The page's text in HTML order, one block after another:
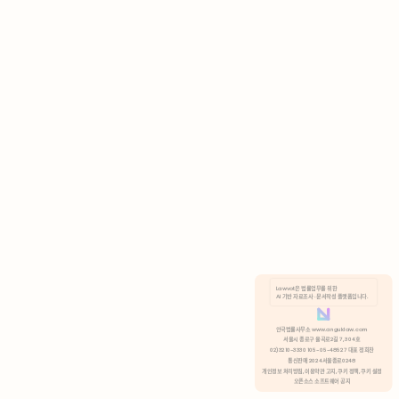
분석 쿠키 허용
Lawvot은 법률업무를 위한
AI 기반 자료조사 · 문서작성 플랫폼입니다.
안국법률사무소 www.anguklaw.com
서울시 종로구 율곡로2길 7, 304호
02)3210-3330 105-05-48527 대표 정희찬
통신판매 2024서울종로0248
개인정보 처리방침, 이용약관 고지, 쿠키 정책, 쿠키 설정
오픈소스 소프트웨어 공지